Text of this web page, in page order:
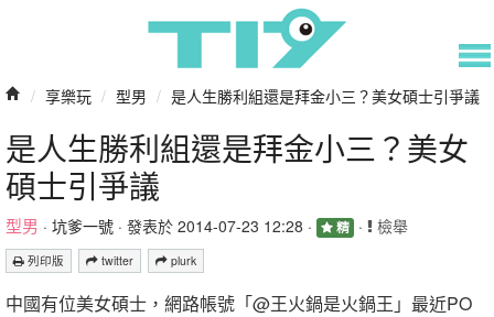
/ 享樂玩 / 型男 / 是人生勝利組還是拜金小三？美女碩士引爭議
是人生勝利組還是拜金小三？美女
碩士引爭議
型男 · 坑爹一號 · 發表於 2014-07-23 12:28 · 精 · 檢舉
列印版 twitter plurk
中國有位美女碩士，網路帳號「@王火鍋是火鍋王」最近PO